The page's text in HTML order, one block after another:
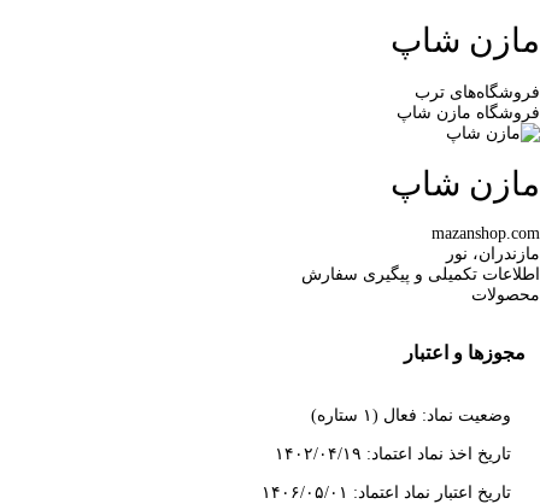
مازن شاپ
فروشگاه‌های ترب
فروشگاه مازن شاپ
مازن شاپ
mazanshop.com
مازندران، نور
اطلاعات تکمیلی و پیگیری سفارش
محصولات
مجوزها و اعتبار
وضعیت نماد: فعال (۱ ستاره)
تاریخ اخذ نماد اعتماد: ۱۴۰۲/۰۴/۱۹
تاریخ اعتبار نماد اعتماد: ۱۴۰۶/۰۵/۰۱